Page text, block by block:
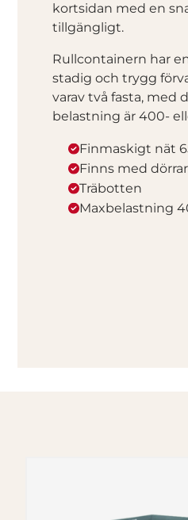
kortsidan med en
tillgängligt.
Rullcontainern har
stadig och trygg
varav två fasta, med
belastning är 400-
Finmaskigt nät
Finns med dörrar
Träbotten
Maxbelastning